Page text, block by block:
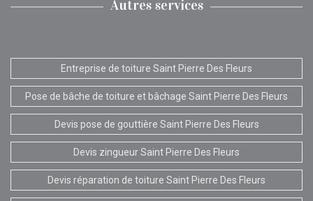
Autres services
Entreprise de toiture Saint Pierre Des Fleurs
Pose de bâche de toiture et bâchage Saint Pierre Des Fleurs
Devis pose de gouttière Saint Pierre Des Fleurs
Devis zingueur Saint Pierre Des Fleurs
Devis réparation de toiture Saint Pierre Des Fleurs